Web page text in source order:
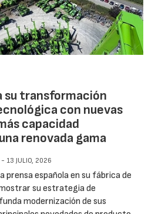
su transformación
con nuevas
capacidad
renovada gama
- 13 JULIO, 2026
prensa española en su fábrica de
su estrategia de
modernización de sus